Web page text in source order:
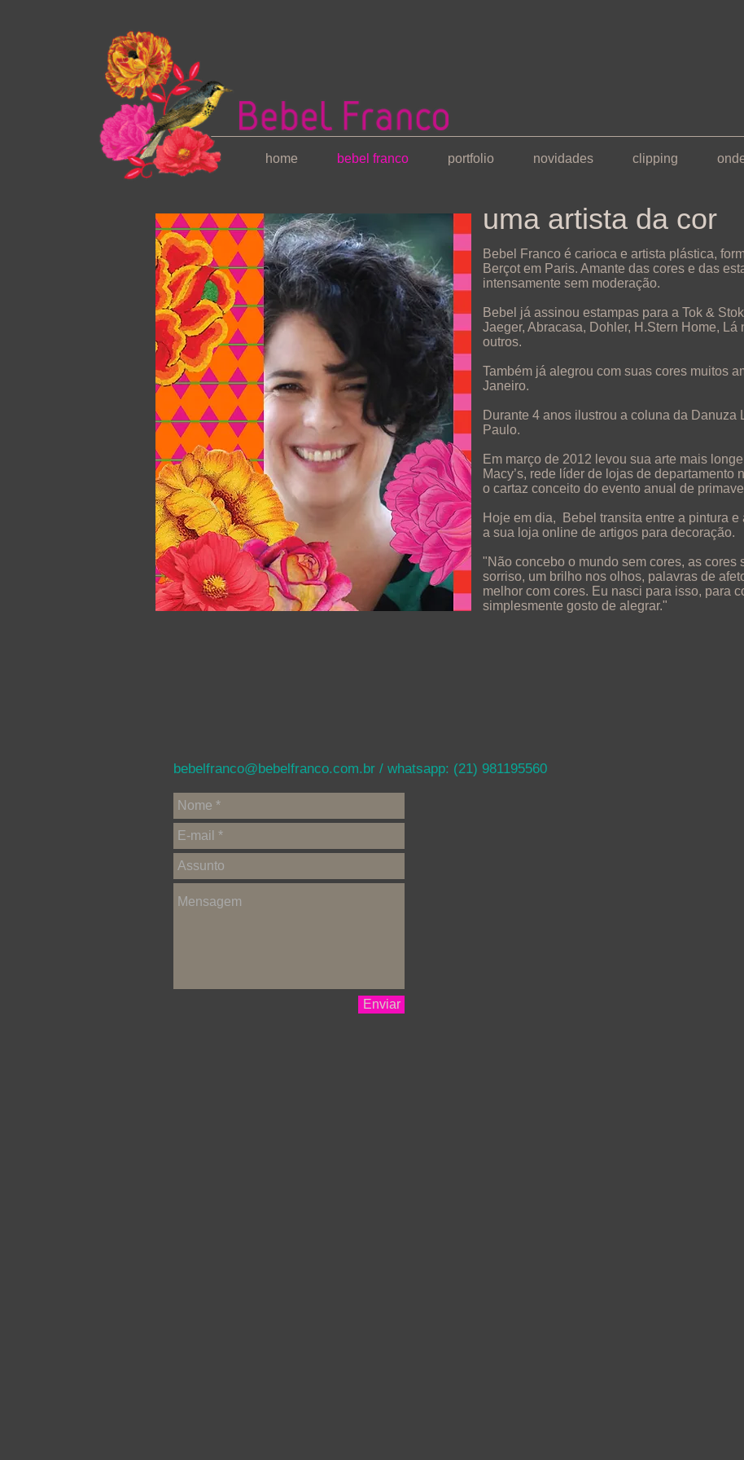
Bebel Franco
, uma artista da cor
home bebel franco portfolio novidades clipping
uma artista da cor
Bebel Franco é carioca e artista plástica,
Berçot em Paris. Amante das cores e das
intensamente sem moderação.
Bebel já assinou estampas para a Tok &
Jaeger, Abracasa, Dohler, H.Stern Home,
outros.
Também já alegrou com suas cores muitos
Janeiro.
Durante 4 anos ilustrou a coluna da Danuza
Paulo.
Em março de 2012 levou sua arte mais
Macy’s, rede líder de lojas de departamento
o cartaz conceito do evento anual de
Hoje em dia, Bebel transita entre a pintura
a sua loja online de artigos para decoração.
"Não concebo o mundo sem cores, as cores
sorriso, um brilho nos olhos, palavras de
melhor com cores. Eu nasci para isso, para
simplesmente gosto de alegrar."
bebelfranco@bebelfranco.com.br / whatsapp: (21) 981195560
Enviar